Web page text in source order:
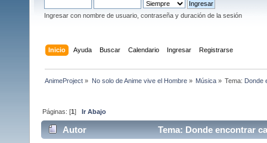
Ingresar con nombre de usuario, contraseña y duración de la sesión
Inicio Ayuda Buscar Calendario Ingresar Registrarse
AnimeProject » No solo de Anime vive el Hombre» Música» Tema: Donde
Páginas: [1]Ir Abajo
Autor Tema: Donde encontrar